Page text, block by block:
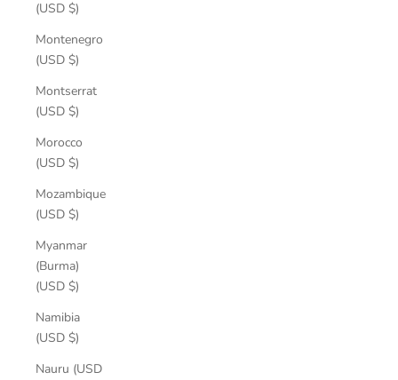
(USD $)
Montenegro
(USD $)
Montserrat
(USD $)
Morocco
(USD $)
Mozambique
(USD $)
Myanmar
(Burma)
(USD $)
Namibia
(USD $)
Nauru (USD